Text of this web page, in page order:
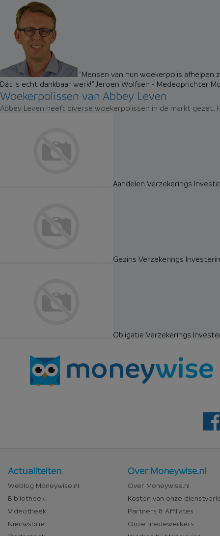
"Mensen van hun woekerpolis
Dát is echt dankbaar werk!"Jeroen Wolfsen - Medeoprichter
Woekerpolissen van Abbey Leven
Abbey Leven heeft diverse woekerpolissen in de markt
Aandelen Verzekerings
Gezins Verzekerings
Obligatie Verzekerings
Nieuws
en
media
Actualiteiten
Weblog Moneywise.nl
Bibliotheek
Videotheek
Nieuwsbrief
Over
Moneywise
Over Moneywise.nl
Over Moneywise.nl
Kosten van onze
Partners & Affiliates
Onze medewerkers